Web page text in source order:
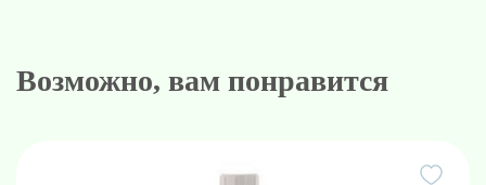
Возможно, вам понравится